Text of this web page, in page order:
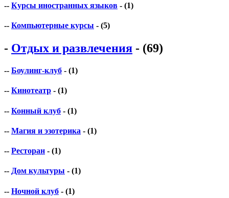
-- Курсы иностранных языков - (1)
-- Компьютерные курсы - (5)
- Отдых и развлечения - (69)
-- Боулинг-клуб - (1)
-- Кинотеатр - (1)
-- Конный клуб - (1)
-- Магия и эзотерика - (1)
-- Ресторан - (1)
-- Дом культуры - (1)
-- Ночной клуб - (1)